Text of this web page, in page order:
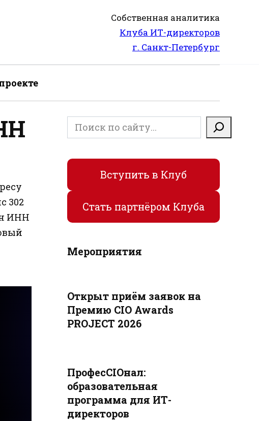
Собственная аналитика
Клуба ИТ-директоров
г. Санкт-Петербург
302
ИНН
Поиск
Вступить в Клуб
Стать партнёром Клуба
Мероприятия
Открыт приём заявок на
Премию CIO Awards
PROJECT 2026
ПрофесCIOнал:
образовательная
программа для ИТ-
директоров